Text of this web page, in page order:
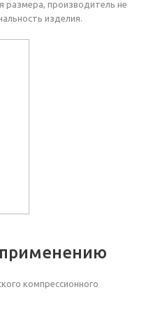
размера, производитель не
изделия.
компрессионного